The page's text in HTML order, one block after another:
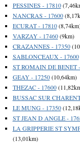
PESSINES - 17810
NANCRAS - 17600
ECURAT - 17810
VARZAY - 17460(9km)
CRAZANNES - 17350
SABLONCEAUX - 17600
ST ROMAIN DE BENET
GEAY - 17250(10,64km)
THEZAC - 17600
BUSSAC SUR
LE MUNG - 17350
ST JEAN D ANGLE -
LA GRIPPERIE ST
(13,01km)